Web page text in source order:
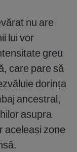
nu are
lui vor
greu
care pare să
dorința
ancestral,
asupra
aceleași zone